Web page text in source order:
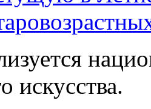
искусства.